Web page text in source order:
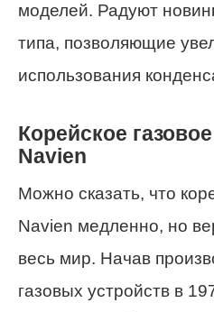
моделей. Радуют
типа, позволяющие
использования
Корейское
Navien
Можно сказать, что
Navien медленно, но
весь мир. Начав
газовых устройств в